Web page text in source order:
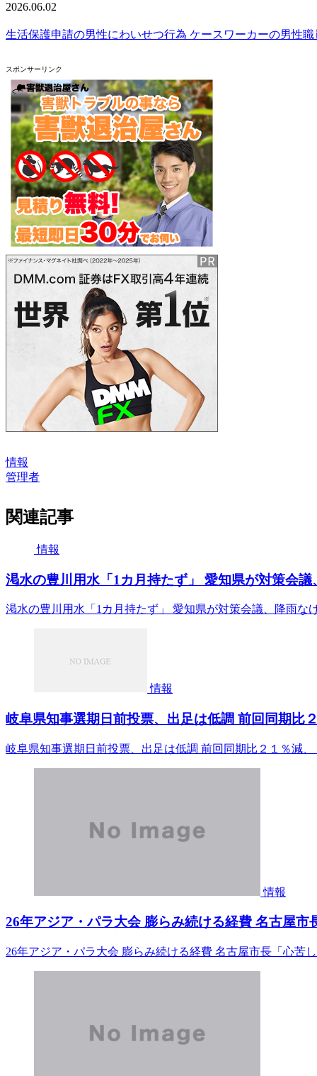
2026.06.02
生活保護申請の男性にわいせつ行為 ケースワーカーの男性
スポンサーリンク
情報
管理者
関連記事
情報
渇水の豊川用水「1カ月持たず」 愛知県が対策会
渇水の豊川用水「1カ月持たず」 愛知県が対策会議、降雨な
情報
岐阜県知事選期日前投票、出足は低調 前回同期比
岐阜県知事選期日前投票、出足は低調 前回同期比２１％減
情報
26年アジア・パラ大会 膨らみ続ける経費 名古屋市
26年アジア・パラ大会 膨らみ続ける経費 名古屋市長「心苦